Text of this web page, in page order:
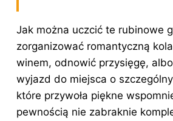
Jak można uczcić te rubinowe
zorganizować romantyczną
winem, odnowić przysięgę,
wyjazd do miejsca o
które przywoła piękne
pewnością nie zabraknie